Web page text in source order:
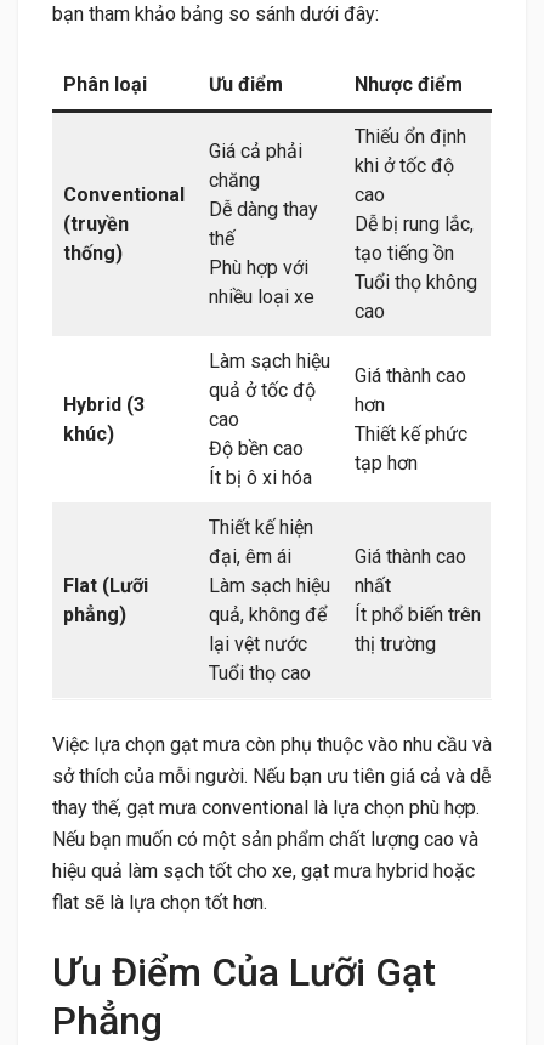
bạn tham khảo bảng so sánh dưới đây:
Phân loại Ưu điểm Nhược điểm
Conventional
(truyền
thống)
Giá cả phải
chăng
Dễ dàng thay
thế
Phù hợp với
nhiều loại xe
Thiếu ổn định
khi ở tốc độ
cao
Dễ bị rung lắc,
tạo tiếng ồn
Tuổi thọ không
cao
Hybrid (3
khúc)
Làm sạch hiệu
quả ở tốc độ
cao
Độ bền cao
Ít bị ô xi hóa
Giá thành cao
hơn
Thiết kế phức
tạp hơn
Flat (Lưỡi
phẳng)
Thiết kế hiện
đại, êm ái
Làm sạch hiệu
quả, không để
lại vệt nước
Tuổi thọ cao
Giá thành cao
nhất
Ít phổ biến trên
thị trường
Việc lựa chọn gạt mưa còn phụ thuộc vào nhu cầu và
sở thích của mỗi người. Nếu bạn ưu tiên giá cả và dễ
thay thế, gạt mưa conventional là lựa chọn phù hợp.
Nếu bạn muốn có một sản phẩm chất lượng cao và
hiệu quả làm sạch tốt cho xe, gạt mưa hybrid hoặc
flat sẽ là lựa chọn tốt hơn.
Ưu Điểm Của Lưỡi Gạt
Phẳng